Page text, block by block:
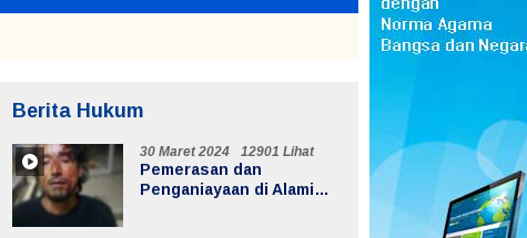
Berita Hukum
30 Maret 2024 12901 Lihat
Pemerasan dan
Penganiayaan di Alami